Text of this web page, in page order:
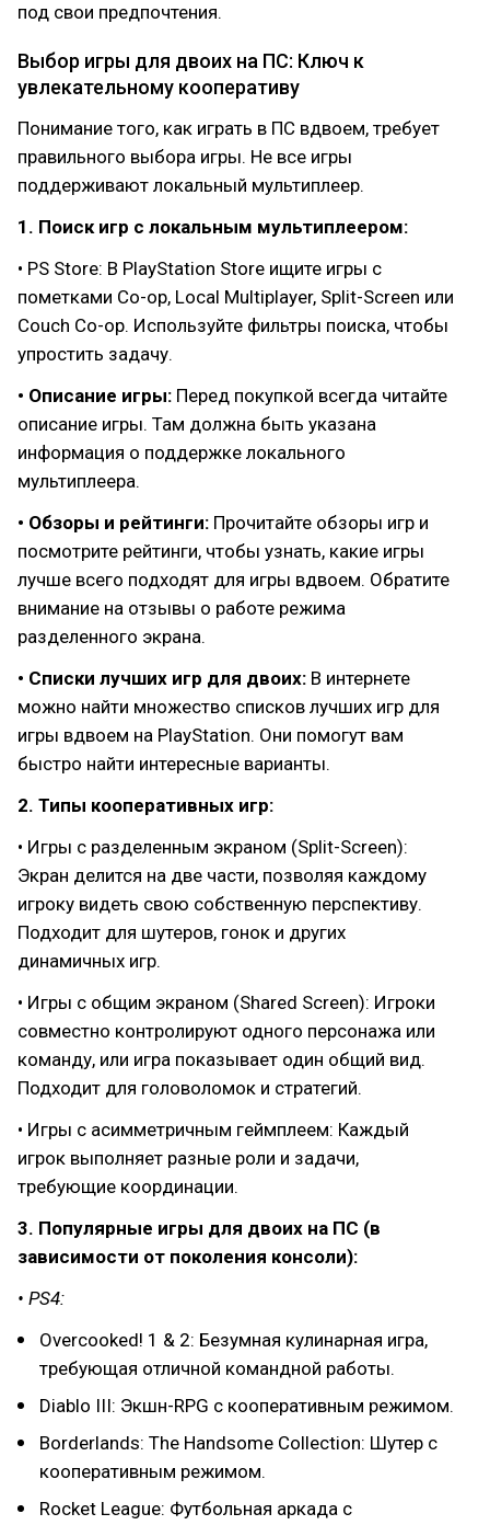
под свои предпочтения.
Выбор игры для двоих на ПС: Ключ к
увлекательному кооперативу
Понимание того, как играть в ПС вдвоем, требует
правильного выбора игры. Не все игры
поддерживают локальный мультиплеер.
1. Поиск игр с локальным мультиплеером:
• PS Store: В PlayStation Store ищите игры с
пометками Co-op, Local Multiplayer, Split-Screen или
Couch Co-op. Используйте фильтры поиска, чтобы
упростить задачу.
• Описание игры: Перед покупкой всегда читайте
описание игры. Там должна быть указана
информация о поддержке локального
мультиплеера.
• Обзоры и рейтинги: Прочитайте обзоры игр и
посмотрите рейтинги, чтобы узнать, какие игры
лучше всего подходят для игры вдвоем. Обратите
внимание на отзывы о работе режима
разделенного экрана.
• Списки лучших игр для двоих: В интернете
можно найти множество списков лучших игр для
игры вдвоем на PlayStation. Они помогут вам
быстро найти интересные варианты.
2. Типы кооперативных игр:
• Игры с разделенным экраном (Split-Screen):
Экран делится на две части, позволяя каждому
игроку видеть свою собственную перспективу.
Подходит для шутеров, гонок и других
динамичных игр.
• Игры с общим экраном (Shared Screen): Игроки
совместно контролируют одного персонажа или
команду, или игра показывает один общий вид.
Подходит для головоломок и стратегий.
• Игры с асимметричным геймплеем: Каждый
игрок выполняет разные роли и задачи,
требующие координации.
3. Популярные игры для двоих на ПС (в
зависимости от поколения консоли):
• PS4:
Overcooked! 1 & 2: Безумная кулинарная игра,
требующая отличной командной работы.
Diablo III: Экшн-RPG с кооперативным режимом.
Borderlands: The Handsome Collection: Шутер с
кооперативным режимом.
Rocket League: Футбольная аркада с